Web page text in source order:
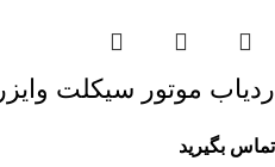
ردیاب موتور سیکلت وایزر F150
تماس بگیرید